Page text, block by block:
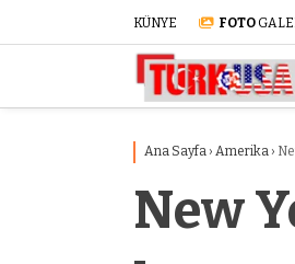
KÜNYE FOTO
Ana Sayfa › Amerika ›
New